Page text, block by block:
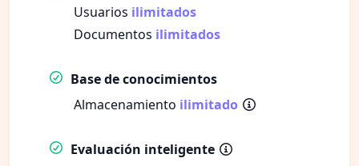
Usuarios ilimitados
Documentos ilimitados
Base de conocimientos
Almacenamiento ilimitado
Evaluación inteligente